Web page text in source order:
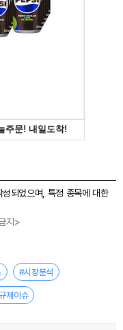
되었으며, 특정 종목에 대한
지>
#시장분석
제이슈